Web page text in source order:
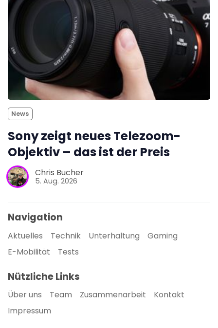
News
Sony zeigt neues Telezoom-
Objektiv – das ist der Preis
Chris Bucher
5. Aug. 2026
Navigation
Aktuelles Technik Unterhaltung
Gaming
E-Mobilität
Tests
Nützliche Links
Über uns Team Zusammenarbeit
Kontakt
Impressum